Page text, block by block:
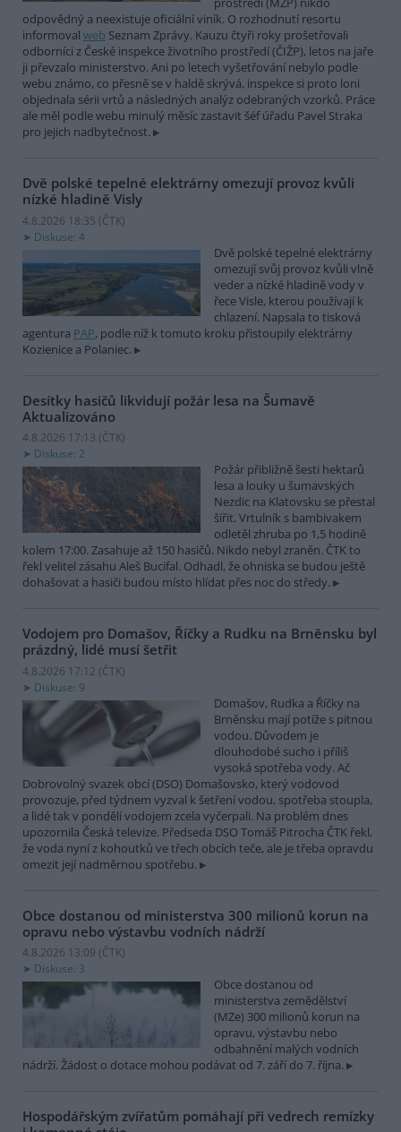
odpovědný a neexistuje oficiální viník. O rozhodnutí resortu
informoval web Seznam Zprávy. Kauzu čtyři roky prošetřovali
odborníci z České inspekce životního prostředí (ČIŽP), letos na jaře
ji převzalo ministerstvo. Ani po letech vyšetřování nebylo podle
webu známo, co přesně se v haldě skrývá, inspekce si proto loni
objednala sérii vrtů a následných analýz odebraných vzorků. Práce
ale měl podle webu minulý měsíc zastavit šéf úřadu Pavel Straka
pro jejich nadbytečnost.
Dvě polské tepelné elektrárny omezují provoz kvůli
nízké hladině Visly
4.8.2026 18:35 (ČTK)
Diskuse: 4
Dvě polské tepelné elektrárny
omezují svůj provoz kvůli vlně
veder a nízké hladině vody v
řece Visle, kterou používají k
chlazení. Napsala to tisková
agentura PAP, podle níž k tomuto kroku přistoupily elektrárny
Kozienice a Polaniec.
Desítky hasičů likvidují požár lesa na Šumavě
Aktualizováno
4.8.2026 17:13 (ČTK)
Diskuse: 2
Požár přibližně šesti hektarů
lesa a louky u šumavských
Nezdic na Klatovsku se přestal
šířit. Vrtulník s bambivakem
odletěl zhruba po 1,5 hodině
kolem 17:00. Zasahuje až 150 hasičů. Nikdo nebyl zraněn. ČTK to
řekl velitel zásahu Aleš Bucifal. Odhadl, že ohniska se budou ještě
dohašovat a hasiči budou místo hlídat přes noc do středy.
Vodojem pro Domašov, Říčky a Rudku na Brněnsku byl
prázdný, lidé musí šetřit
4.8.2026 17:12 (ČTK)
Diskuse: 9
Domašov, Rudka a Říčky na
Brněnsku mají potíže s pitnou
vodou. Důvodem je
dlouhodobé sucho i příliš
vysoká spotřeba vody. Ač
Dobrovolný svazek obcí (DSO) Domašovsko, který vodovod
provozuje, před týdnem vyzval k šetření vodou, spotřeba stoupla,
a lidé tak v pondělí vodojem zcela vyčerpali. Na problém dnes
upozornila Česká televize. Předseda DSO Tomáš Pitrocha ČTK řekl,
že voda nyní z kohoutků ve třech obcích teče, ale je třeba opravdu
omezit její nadměrnou spotřebu.
Obce dostanou od ministerstva 300 milionů korun na
opravu nebo výstavbu vodních nádrží
4.8.2026 13:09 (ČTK)
Diskuse: 3
Obce dostanou od
ministerstva zemědělství
(MZe) 300 milionů korun na
opravu, výstavbu nebo
odbahnění malých vodních
nádrží. Žádost o dotace mohou podávat od 7. září do 7. října.
Hospodářským zvířatům pomáhají při vedrech remízky